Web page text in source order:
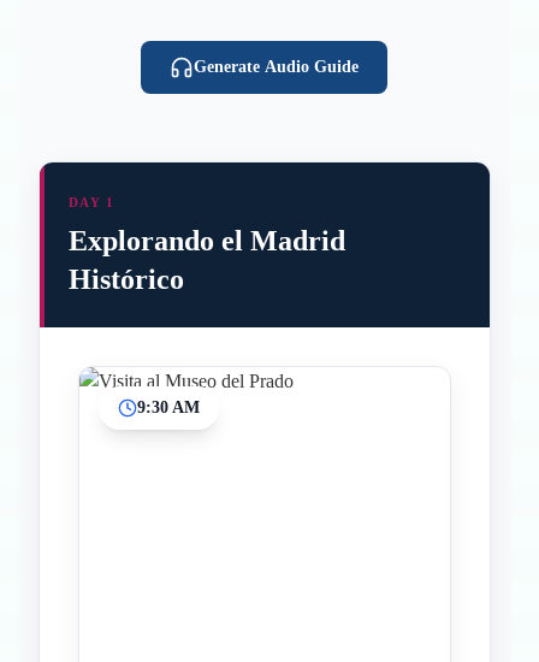
Generate Audio Guide
DAY 1
Explorando el Madrid
Histórico
9:30 AM